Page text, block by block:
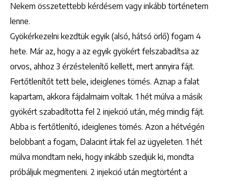
Nekem összetettebb kérdésem vagy inkább történetem
lenne.
Gyökérkezelni kezdtük egyik (alsó, hátsó örlő) fogam 4
hete. Már az, hogy a az egyik gyökért felszabadítsa az
orvos, ahhoz 3 érzéstelenítő kellett, mert annyira fájt.
Fertőtlenítőt tett bele, ideiglenes tömés. Aznap a falat
kapartam, akkora fájdalmaim voltak. 1 hét múlva a másik
gyökért szabadította fel 2 injekció után, még mindig fájt.
Abba is fertőtlenító, ideiglenes tömés. Azon a hétvégén
belobbant a fogam, Dalacint írtak fel az ügyeleten. 1 hét
múlva mondtam neki, hogy inkább szedjük ki, mondta
próbáljuk megmenteni. 2 injekció után megtörtént a